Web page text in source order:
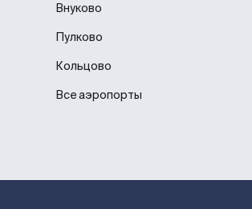
Внуково
Пулково
Кольцово
Все аэропорты